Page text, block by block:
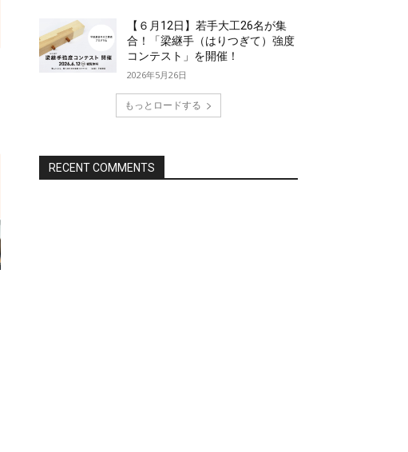
【６月12日】若手大工26名が集
合！「梁継手（はりつぎて）強度
コンテスト」を開催！
2026年5月26日
もっとロードする
RECENT COMMENTS